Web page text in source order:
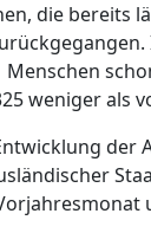
die bereits
Menschen
weniger als
der